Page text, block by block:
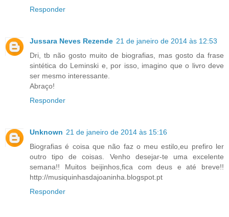
Responder
Jussara Neves Rezende 21 de janeiro de 2014 às 12:53
Dri, tb não gosto muito de biografias, mas gosto da frase
sintética do Leminski e, por isso, imagino que o livro deve
ser mesmo interessante.
Abraço!
Responder
Unknown 21 de janeiro de 2014 às 15:16
Biografias é coisa que não faz o meu estilo,eu prefiro ler
outro tipo de coisas. Venho desejar-te uma excelente
semana!! Muitos beijinhos,fica com deus e até breve!!
http://musiquinhasdajoaninha.blogspot.pt
Responder